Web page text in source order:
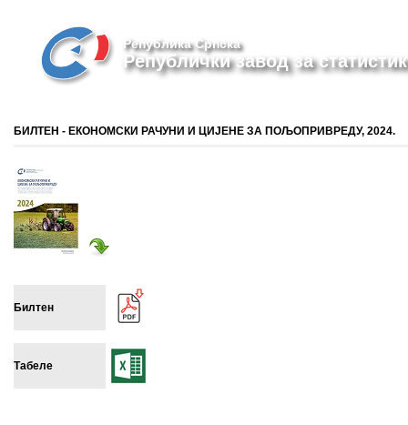
Република Српска
Републички завод за
БИЛТЕН - ЕКОНОМСКИ РАЧУНИ И ЦИЈЕНЕ ЗА ПОЉОПРИВРЕДУ, 2024.
Билтен
Табеле